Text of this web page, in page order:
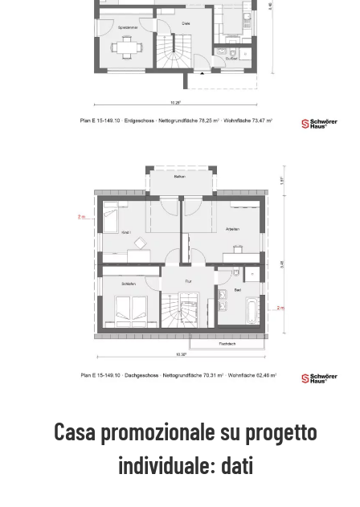
Casa promozionale su progetto
individuale: dati